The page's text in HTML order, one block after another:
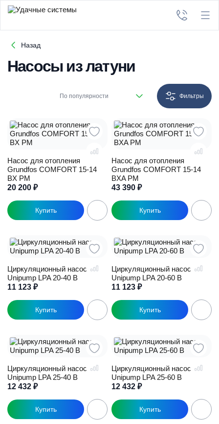
Назад
Насосы из латуни
По популярности Фильтры
Насос для отопления
Grundfos COMFORT 15-14
BX PM
20 200 ₽
Насос для отопления
Grundfos COMFORT 15-14
BXA PM
43 390 ₽
Циркуляционный насос
Unipump LPA 20-40 В
11 123 ₽
Циркуляционный насос
Unipump LPA 20-60 В
11 123 ₽
Циркуляционный насос
Unipump LPA 25-40 В
12 432 ₽
Циркуляционный насос
Unipump LPA 25-60 В
12 432 ₽